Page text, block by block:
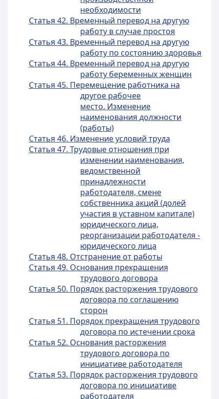
необходимости
Статья 42. Временный перевод на другую
работу в случае простоя
Статья 43. Временный перевод на другую
работу по состоянию здоровья
Статья 44. Временный перевод на другую
работу беременных женщин
Статья 45. Перемещение работника на
другое рабочее
место. Изменение
наименования должности
(работы)
Статья 46. Изменение условий труда
Статья 47. Трудовые отношения при
изменении наименования,
ведомственной
принадлежности
работодателя, смене
собственника акций (долей
участия в уставном капитале)
юридического лица,
реорганизации работодателя -
юридического лица
Статья 48. Отстранение от работы
Статья 49. Основания прекращения
трудового договора
Статья 50. Порядок расторжения трудового
договора по соглашению
сторон
Статья 51. Порядок прекращения трудового
договора по истечении срока
Статья 52. Основания расторжения
трудового договора по
инициативе работодателя
Статья 53. Порядок расторжения трудового
договора по инициативе
работодателя